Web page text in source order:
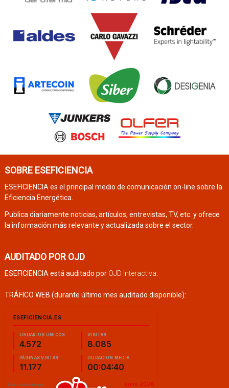
SOBRE ESEFICIENCIA
ESEFICIENCIA es el principal medio de comunicación on-line sobre la
Eficiencia Energética.
Publica diariamente noticias, artículos, entrevistas, TV, etc. y ofrece
la información más relevante y actualizada sobre el sector.
AUDITADO POR OJD
ESEFICIENCIA está auditado por OJD Interactiva
TRÁFICO WEB (durante último mes auditado disponible):